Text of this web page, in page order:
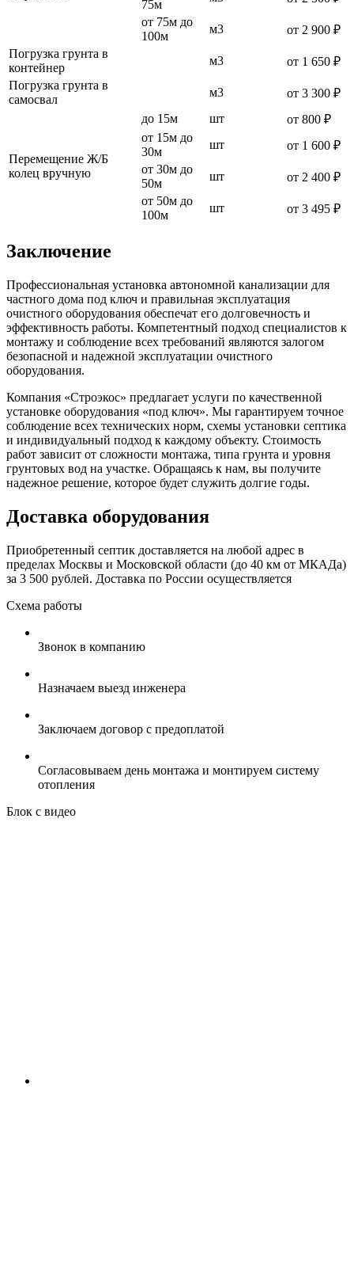
75м
от 75м до
100м
м3
от 2 900 ₽
Погрузка грунта в
контейнер
м3
от 1 650 ₽
Погрузка грунта в
самосвал
м3 от 3 300 ₽
Перемещение Ж/Б
колец вручную
до 15м шт
от 800 ₽
от 15м до
30м
шт
от 1 600 ₽
от 30м до
50м
шт
от 2 400 ₽
от 50м до
100м
шт от 3 495 ₽
Заключение
Профессиональная установка автономной канализации для
частного дома под ключ и правильная эксплуатация
очистного оборудования обеспечат его долговечность и
эффективность работы. Компетентный подход специалистов к
монтажу и соблюдение всех требований являются залогом
безопасной и надежной эксплуатации очистного
оборудования.
Компания «Строэкос» предлагает услуги по качественной
установке оборудования «под ключ». Мы гарантируем точное
соблюдение всех технических норм, схемы установки септика
и индивидуальный подход к каждому объекту. Стоимость
работ зависит от сложности монтажа, типа грунта и уровня
грунтовых вод на участке. Обращаясь к нам, вы получите
надежное решение, которое будет служить долгие годы.
Доставка оборудования
Приобретенный септик доставляется на любой адрес в
пределах Москвы и Московской области (до 40 км от МКАДа)
за 3 500 рублей. Доставка по России осуществляется
Схема работы
Звонок в компанию
Назначаем выезд инженера
Заключаем договор с предоплатой
Согласовываем день монтажа и монтируем систему
отопления
Блок с видео